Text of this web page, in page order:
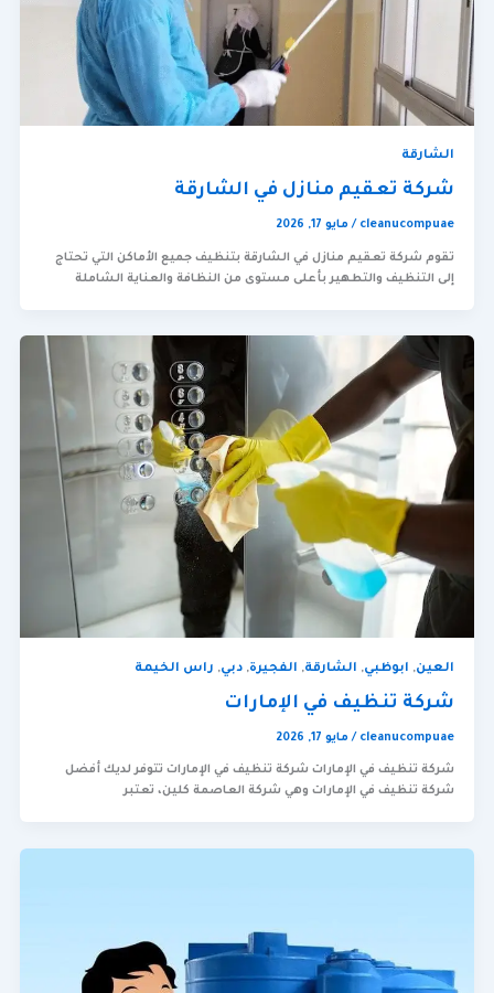
الشارقة
شركة تعقيم منازل في الشارقة
cleanucompuae
/ مايو 17, 2026
تقوم شركة تعقيم منازل في الشارقة بتنظيف جميع الأماكن التي تحتاج
إلى التنظيف والتطهير بأعلى مستوى من النظافة والعناية الشاملة
العين, ابوظبي, الشارقة, الفجيرة,دبي, راس الخيمة
شركة تنظيف في الإمارات
cleanucompuae
/ مايو 17, 2026
شركة تنظيف في الإمارات شركة تنظيف في الإمارات تتوفر لديك أفضل
شركة تنظيف في الإمارات وهي شركة العاصمة كلين، تعتبر